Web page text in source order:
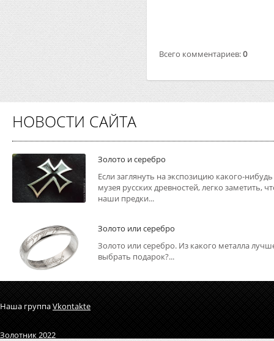
Всего комментариев:0
НОВОСТИ САЙТА
Золото и серебро
Если заглянуть на экспозицию какого-нибудь
музея русских древностей, легко заметить,
наши предки...
Золото или серебро
Золото или серебро. Из какого металла
выбрать подарок?...
Наша группаVkontakte
Золотник 2022